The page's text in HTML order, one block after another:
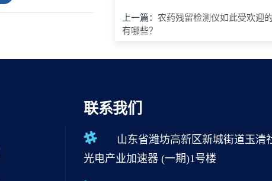
上一篇： 农药残留检测仪如此受欢迎
有哪些？
联系我们
山东省潍坊高新区新城街道玉清
光电产业加速器 (一期)1号楼